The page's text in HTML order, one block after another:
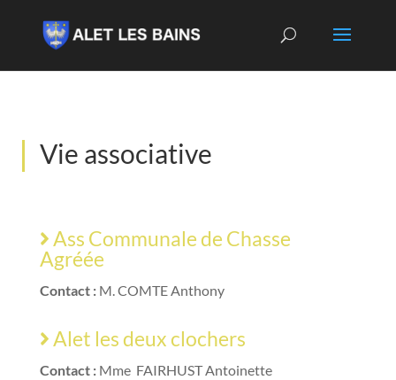
Vie associative
Ass Communale de Chasse
Agréée
Contact :M. COMTE Anthony
Alet les deux clochers
Contact :Mme FAIRHUST Antoinette